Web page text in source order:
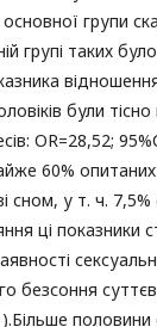
групи
групі таких
були
OR=28,52;
60% опитаних
сном, у т. ч.
ці показники
безсоння
половини